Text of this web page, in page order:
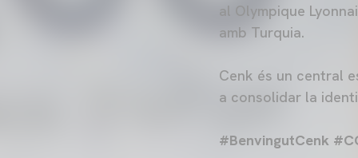
al Olympique
amb Turquia.
Cenk és un central
a consolidar la
#BenvingutCenk